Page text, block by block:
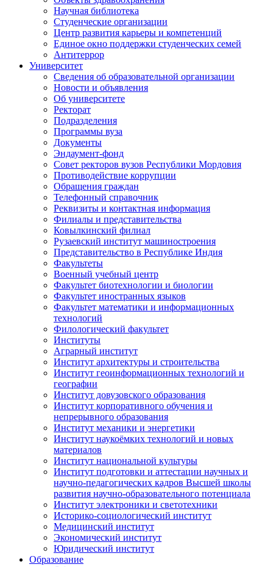
Научная библиотека
Студенческие организации
Центр развития карьеры и компетенций
Единое окно поддержки студенческих семей
Антитеррор
Университет
Сведения об образовательной организации
Новости и объявления
Об университете
Ректорат
Подразделения
Программы вуза
Документы
Эндаумент-фонд
Совет ректоров вузов Республики Мордовия
Противодействие коррупции
Обращения граждан
Телефонный справочник
Реквизиты и контактная информация
Филиалы и представительства
Ковылкинский филиал
Рузаевский институт машиностроения
Представительство в Республике Индия
Факультеты
Военный учебный центр
Факультет биотехнологии и биологии
Факультет иностранных языков
Факультет математики и информационных
технологий
Филологический факультет
Институты
Аграрный институт
Институт архитектуры и строительства
Институт геоинформационных технологий и
географии
Институт довузовского образования
Институт корпоративного обучения и
непрерывного образования
Институт механики и энергетики
Институт наукоёмких технологий и новых
материалов
Институт национальной культуры
Институт подготовки и аттестации научных и
научно-педагогических кадров Высшей школы
развития научно-образовательного потенциала
Институт электроники и светотехники
Историко-социологический институт
Медицинский институт
Экономический институт
Юридический институт
Образование